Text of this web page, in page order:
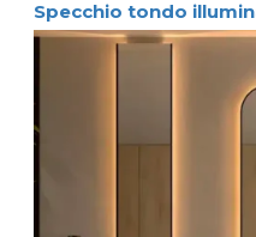
Specchio tondo